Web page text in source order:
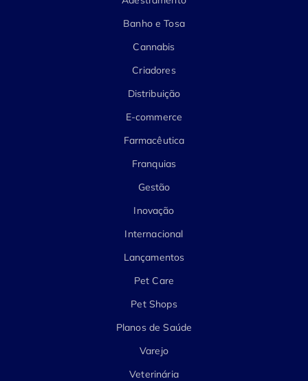
Banho e Tosa
Cannabis
Criadores
Distribuição
E-commerce
Farmacêutica
Franquias
Gestão
Inovação
Internacional
Lançamentos
Pet Care
Pet Shops
Planos de Saúde
Varejo
Veterinária